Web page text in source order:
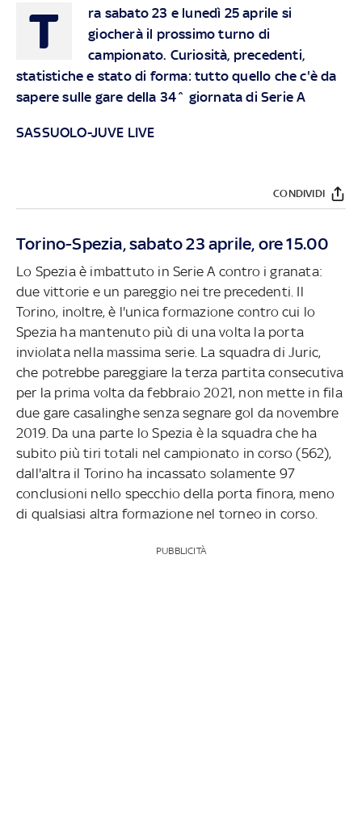
T
ra sabato 23 e lunedì 25 aprile si
giocherà il prossimo turno di
campionato. Curiosità, precedenti,
statistiche e stato di forma: tutto quello che c'è da
sapere sulle gare della 34^ giornata di Serie A
SASSUOLO-JUVE LIVE
CONDIVIDI
Torino-Spezia, sabato 23 aprile, ore 15.00
Lo Spezia è imbattuto in Serie A contro i granata:
due vittorie e un pareggio nei tre precedenti. Il
Torino, inoltre, è l'unica formazione contro cui lo
Spezia ha mantenuto più di una volta la porta
inviolata nella massima serie. La squadra di Juric,
che potrebbe pareggiare la terza partita consecutiva
per la prima volta da febbraio 2021, non mette in fila
due gare casalinghe senza segnare gol da novembre
2019. Da una parte lo Spezia è la squadra che ha
subito più tiri totali nel campionato in corso (562),
dall'altra il Torino ha incassato solamente 97
conclusioni nello specchio della porta finora, meno
di qualsiasi altra formazione nel torneo in corso.
PUBBLICITÀ